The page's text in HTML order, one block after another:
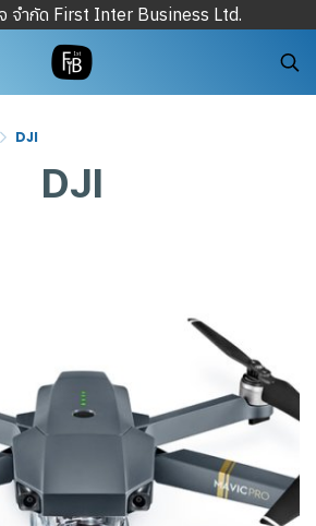
จำกัด First Inter Business Ltd.
DJI
DJI